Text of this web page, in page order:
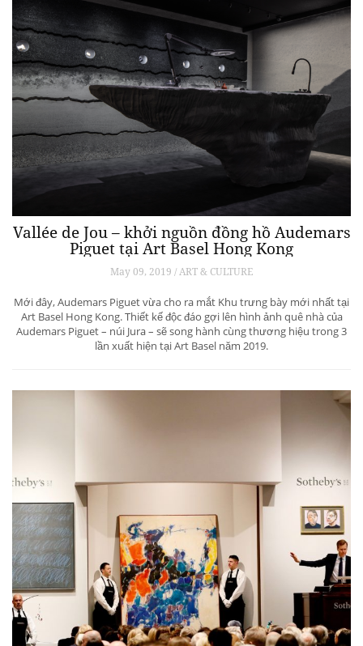
Vallée de Jou – khởi nguồn đồng hồ Audemars
Piguet tại Art Basel Hong Kong
May 09, 2019 / ART & CULTURE
Mới đây, Audemars Piguet vừa cho ra mắt Khu trưng bày mới nhất tại
Art Basel Hong Kong. Thiết kế độc đáo gợi lên hình ảnh quê nhà của
Audemars Piguet – núi Jura – sẽ song hành cùng thương hiệu trong 3
lần xuất hiện tại Art Basel năm 2019.